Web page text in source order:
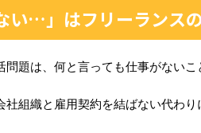
い…」はフリーランス
題は、何と言っても仕事がないこ
社組織と雇用契約を結ばない代わり